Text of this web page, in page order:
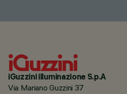
iGuzzini illuminazione S.p.A
Via Mariano Guzzini 37